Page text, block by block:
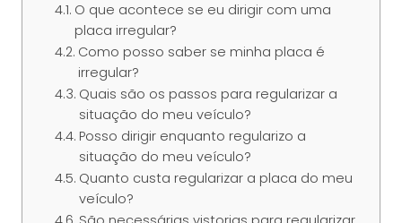
O que acontece se eu dirigir com uma
placa irregular?
Como posso saber se minha placa é
irregular?
Quais são os passos para regularizar a
situação do meu veículo?
Posso dirigir enquanto regularizo a
situação do meu veículo?
Quanto custa regularizar a placa do meu
veículo?